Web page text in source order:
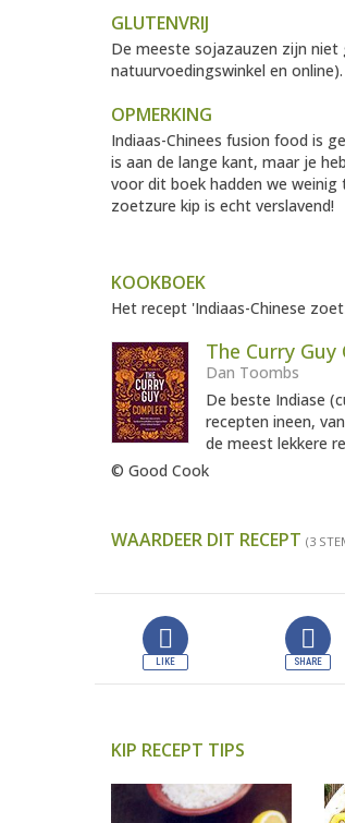
GLUTENVRIJ
De meeste sojazauzen zijn niet
natuurvoedingswinkel en online).
OPMERKING
Indiaas-Chinees fusion food is
is aan de lange kant, maar je
voor dit boek hadden we
zoetzure kip is echt verslavend!
KOOKBOEK
Het recept 'Indiaas-Chinese
The Curry Guy
Dan Toombs
De beste Indiase
recepten ineen,
de meest lekkere
© Good Cook
WAARDEER DIT RECEPT (3
KIP RECEPT TIPS